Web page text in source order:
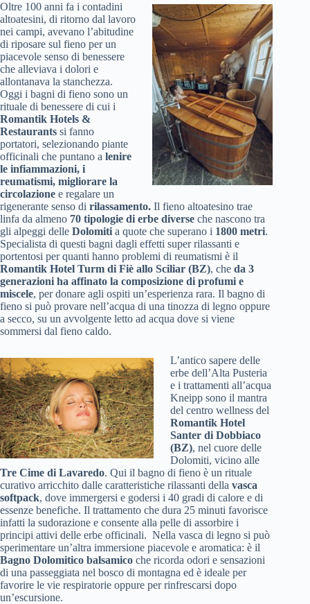
Oltre 100 anni fa i contadini
altoatesini, di ritorno dal lavoro
nei campi, avevano l’abitudine
di riposare sul fieno per un
piacevole senso di benessere
che alleviava i dolori e
allontanava la stanchezza.
Oggi i bagni di fieno sono un
rituale di benessere di cui i
Romantik Hotels &
Restaurants si fanno
portatori, selezionando piante
officinali che puntano a lenire
le infiammazioni, i
reumatismi, migliorare la
circolazione e regalare un
rigenerante senso di rilassamento. Il fieno altoatesino trae
linfa da almeno 70 tipologie di erbe diverse che nascono tra
gli alpeggi delle Dolomiti a quote che superano i 1800 metri.
Specialista di questi bagni dagli effetti super rilassanti e
portentosi per quanti hanno problemi di reumatismi è il
Romantik Hotel Turm di Fiè allo Sciliar (BZ), che da 3
generazioni ha affinato la composizione di profumi e
miscele, per donare agli ospiti un’esperienza rara. Il bagno di
fieno si può provare nell’acqua di una tinozza di legno oppure
a secco, su un avvolgente letto ad acqua dove si viene
sommersi dal fieno caldo.
L’antico sapere delle
erbe dell’Alta Pusteria
e i trattamenti all’acqua
Kneipp sono il mantra
del centro wellness del
Romantik Hotel
Santer di Dobbiaco
(BZ), nel cuore delle
Dolomiti, vicino alle
Tre Cime di Lavaredo. Qui il bagno di fieno è un rituale
curativo arricchito dalle caratteristiche rilassanti della vasca
softpack, dove immergersi e godersi i 40 gradi di calore e di
essenze benefiche. Il trattamento che dura 25 minuti favorisce
infatti la sudorazione e consente alla pelle di assorbire i
principi attivi delle erbe officinali. Nella vasca di legno si può
sperimentare un’altra immersione piacevole e aromatica: è il
Bagno Dolomitico balsamico che ricorda odori e sensazioni
di una passeggiata nel bosco di montagna ed è ideale per
favorire le vie respiratorie oppure per rinfrescarsi dopo
un’escursione.